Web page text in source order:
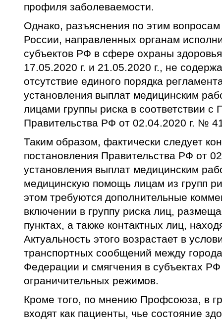
профиля заболеваемости.
Однако, разъяснения по этим
России, направленных органам
субъектов РФ в сфере охраны
17.05.2020 г. и 21.05.2020 г., не
отсутствие единого порядка
установления выплат медицинским
лицами группы риска в соответствии с
Правительства РФ от 02.04.2020 г. №
Таким образом, фактически следует
постановления Правительства РФ от
установления выплат медицинским
медицинскую помощь лицам из групп
этом требуются дополнительные
включении в группу риска лиц,
пунктах, а также контактных лиц,
Актуальность этого возрастает в
транспортных сообщений между
Федерации и смягчения в субъектах
ограничительных режимов.
Кроме того, по мнению Профсоюза, в
входят как пациенты, чье состояние